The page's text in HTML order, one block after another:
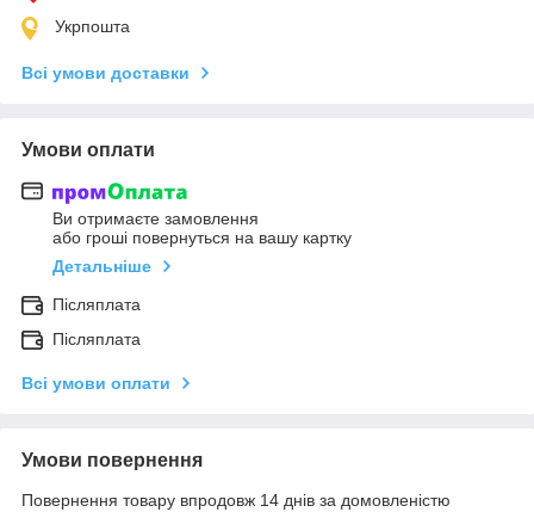
Укрпошта
Всі умови доставки
Умови оплати
Ви отримаєте замовлення
або гроші повернуться на вашу картку
Детальніше
Післяплата
Післяплата
Всі умови оплати
Умови повернення
Повернення товару впродовж 14 днів за домовленістю